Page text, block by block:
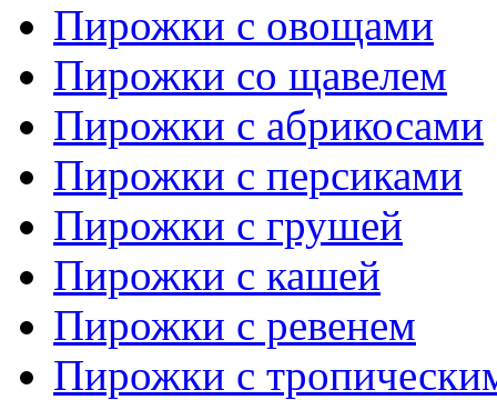
Пирожки с овощами
Пирожки со щавелем
Пирожки с абрикосами
Пирожки с персиками
Пирожки с грушей
Пирожки с кашей
Пирожки с ревенем
Пирожки с